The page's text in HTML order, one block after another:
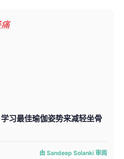
习最佳瑜伽姿势来减轻坐骨
由 Sandeep Solanki 审阅